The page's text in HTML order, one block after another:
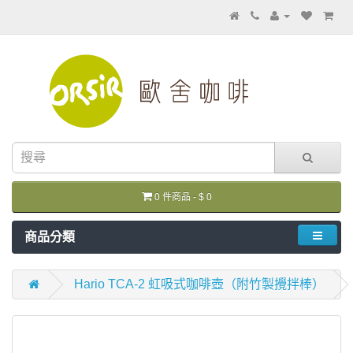
0 件商品 - $ 0
商品分類
Hario TCA-2 虹吸式咖啡壺（附竹製攪拌棒）